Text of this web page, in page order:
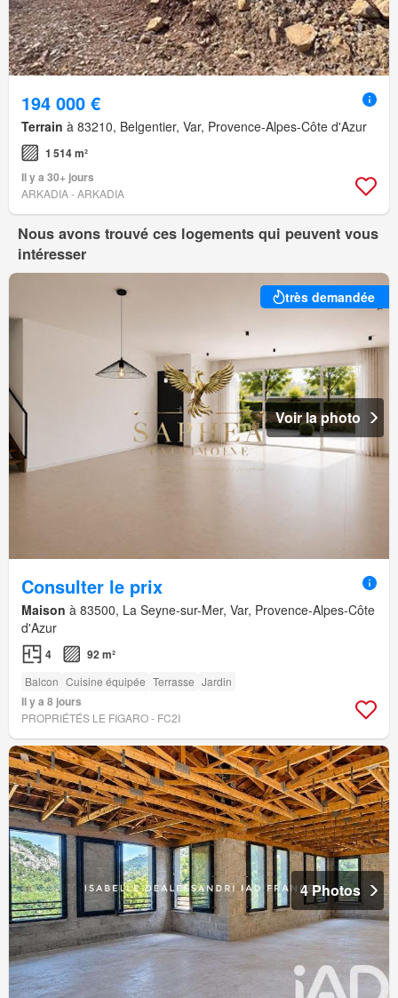
194 000 €
Terrain à 83210, Belgentier, Var, Provence-Alpes-Côte d'Azur
1 514 m²
Il y a 30+ jours
ARKADIA - ARKADIA
Nous avons trouvé ces logements qui peuvent vous
intéresser
très demandée
Voir la photo
Consulter le prix
Maison à 83500, La Seyne-sur-Mer, Var, Provence-Alpes-Côte
d'Azur
4 92 m²
Balcon Cuisine équipée Terrasse Jardin
Il y a 8 jours
PROPRIÉTÉS LE FIGARO - FC2I
4 Photos